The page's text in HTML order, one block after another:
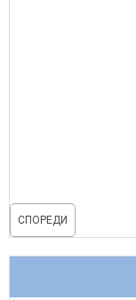
СПОРЕДИ